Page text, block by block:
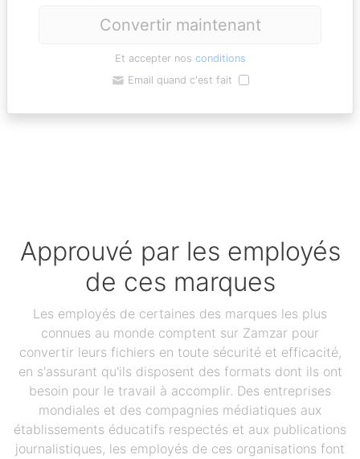
Convertir maintenant
Et accepter nos conditions
Email quand c'est fait
Approuvé par les employés
de ces marques
Les employés de certaines des marques les plus
connues au monde comptent sur Zamzar pour
convertir leurs fichiers en toute sécurité et efficacité,
en s'assurant qu'ils disposent des formats dont ils ont
besoin pour le travail à accomplir. Des entreprises
mondiales et des compagnies médiatiques aux
établissements éducatifs respectés et aux publications
journalistiques, les employés de ces organisations font